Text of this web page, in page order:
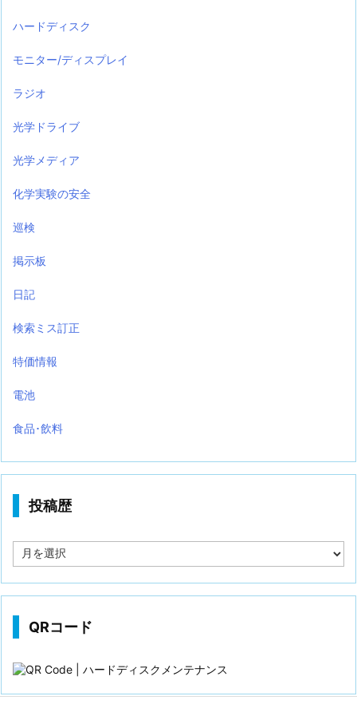
ハードディスク
モニター/ディスプレイ
ラジオ
光学ドライブ
光学メディア
化学実験の安全
巡検
掲示板
日記
検索ミス訂正
特価情報
電池
食品･飲料
投稿歴
稿
QRコード